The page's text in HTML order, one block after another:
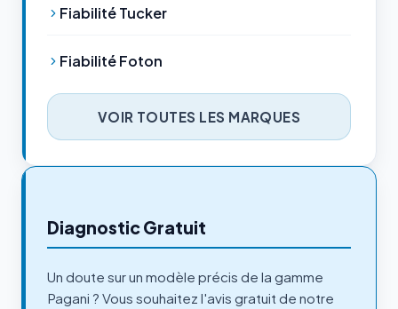
Fiabilité Tucker
Fiabilité Foton
VOIR TOUTES LES MARQUES
Diagnostic Gratuit
Un doute sur un modèle précis de la gamme
Pagani ? Vous souhaitez l'avis gratuit de notre